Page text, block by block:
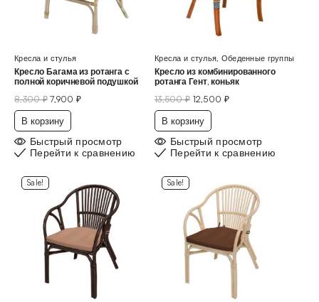
Кресла и стулья
Кресло Багама из ротанга с
полной коричневой подушкой
8,300₽ 7,900 ₽
В корзину
Быстрый просмотр
Перейти к сравнению
Кресла и стулья, Обеденные группы
Кресло из комбинированного
ротанга Гент, коньяк
13,500₽ 12,500 ₽
В корзину
Быстрый просмотр
Перейти к сравнению
Sale! Sale!